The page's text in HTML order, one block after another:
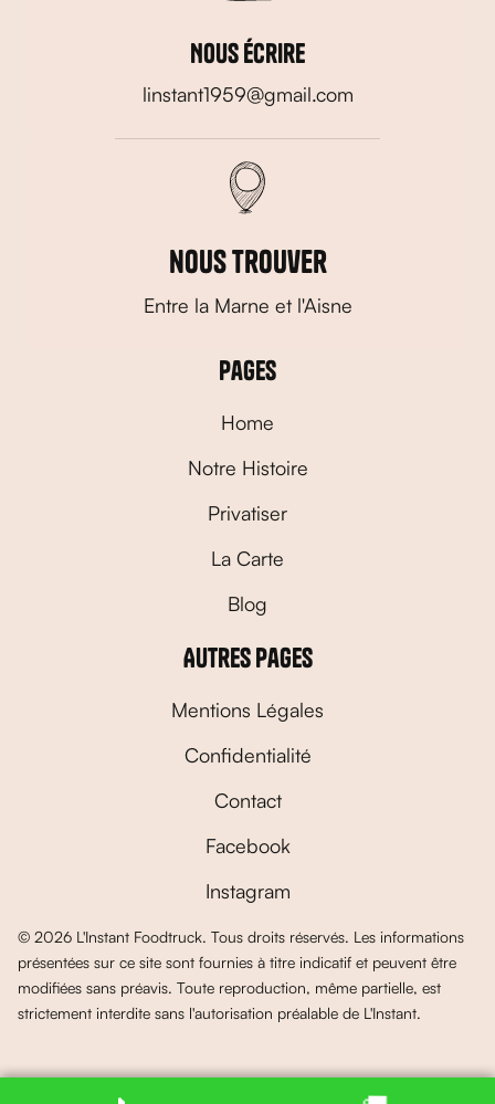
Nous écrire
linstant1959@gmail.com
nous trouver
Entre la Marne et l'Aisne
Pages
Home
Notre Histoire
Privatiser
La Carte
Blog
Autres pages
Mentions Légales
Confidentialité
Contact
Facebook
Instagram
© 2026 L'Instant Foodtruck. Tous droits réservés. Les informations
présentées sur ce site sont fournies à titre indicatif et peuvent être
modifiées sans préavis. Toute reproduction, même partielle, est
strictement interdite sans l'autorisation préalable de L'Instant.